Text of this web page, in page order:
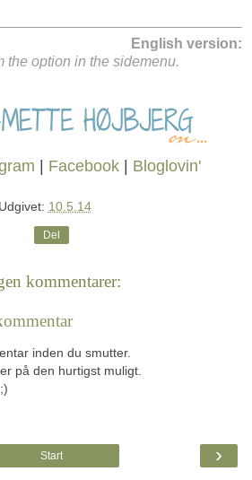
English version:
the option in the sidemenu.
| Facebook| Bloglovin'
Udgivet: 10.5.14
Del
kommentarer:
inden du smutter.
på den hurtigst muligt.
;)
›
Start